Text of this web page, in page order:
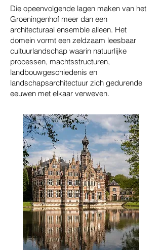
Die opeenvolgende lagen maken van het
Groeningenhof meer dan een
architecturaal ensemble alleen. Het
domein vormt een zeldzaam leesbaar
cultuurlandschap waarin natuurlijke
processen, machtsstructuren,
landbouwgeschiedenis en
landschapsarchitectuur zich gedurende
eeuwen met elkaar verweven.